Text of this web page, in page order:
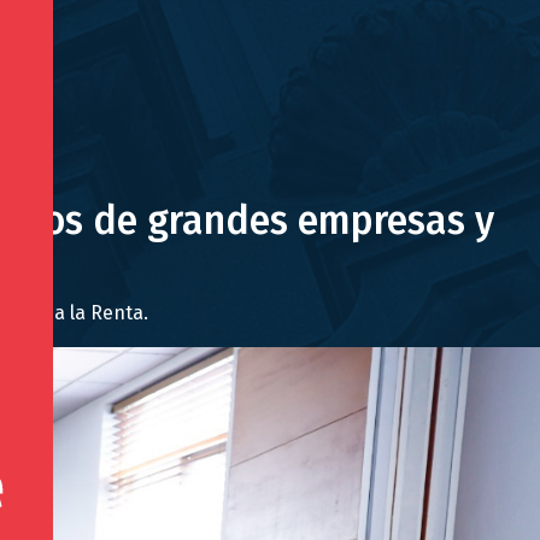
de grandes empresas y
a la Renta.